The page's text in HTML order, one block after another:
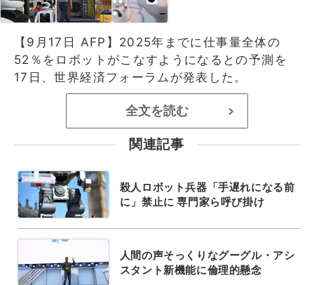
【9月17日 AFP】2025年までに仕事量全体の
52％をロボットがこなすようになるとの予測を
17日、世界経済フォーラムが発表した。
全文を読む >
関連記事
殺人ロボット兵器「手遅れになる前
に」禁止に 専門家ら呼び掛け
人間の声そっくりなグーグル・アシ
スタント新機能に倫理的懸念